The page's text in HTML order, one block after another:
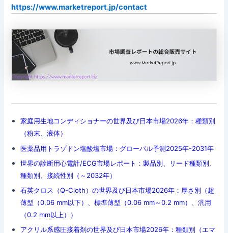
https://www.marketreport.jp/contact
家庭用生地コンディショナーの世界及び日本市場2026年：種類別
（粉末、液体）
医薬品用トラゾドン塩酸塩市場：グローバル予測2025年-2031年
世界の診断用心電計/ECG市場レポート：製品別、リード種類別、
種類別、接続性別（～2032年）
石英クロス（Q-Cloth）の世界及び日本市場2026年：厚さ別（超
薄型（0.06 mm以下）、標準薄型（0.06 mm～0.2 mm）、汎用
（0.2 mm以上））
アクリル系感圧接着剤の世界及び日本市場2026年：種類別（エマ